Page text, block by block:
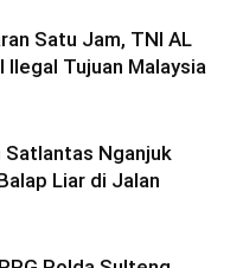
Satu Jam, TNI AL
Ilegal Tujuan Malaysia
Satlantas Nganjuk
Liar di Jalan